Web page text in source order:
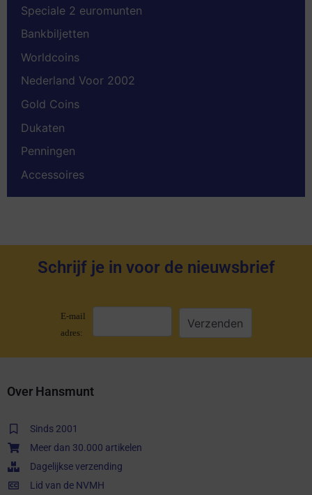
Speciale 2 euromunten
Bankbiljetten
Worldcoins
Nederland Voor 2002
Gold Coins
Dukaten
Penningen
Accessoires
Schrijf je in voor de nieuwsbrief
E-mail
adres:
Over Hansmunt
Sinds 2001
Meer dan 30.000 artikelen
Dagelijkse verzending
Lid van de NVMH